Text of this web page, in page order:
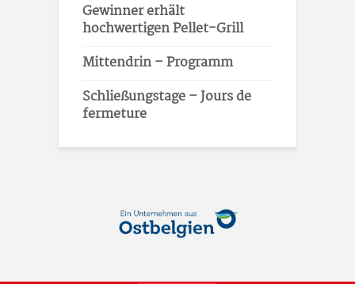
Gewinner erhält
hochwertigen Pellet-Grill
Mittendrin – Programm
Schließungstage – Jours de
fermeture